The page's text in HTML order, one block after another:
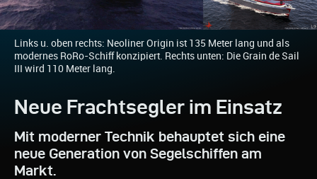
Links u. oben rechts: Neoliner Origin ist 135 Meter lang und als
modernes RoRo-Schiff konzipiert. Rechts unten: Die Grain de Sail
III wird 110 Meter lang.
Neue Frachtsegler im Einsatz
Mit moderner Technik behauptet sich eine
neue Generation von Segelschiffen am
Markt.